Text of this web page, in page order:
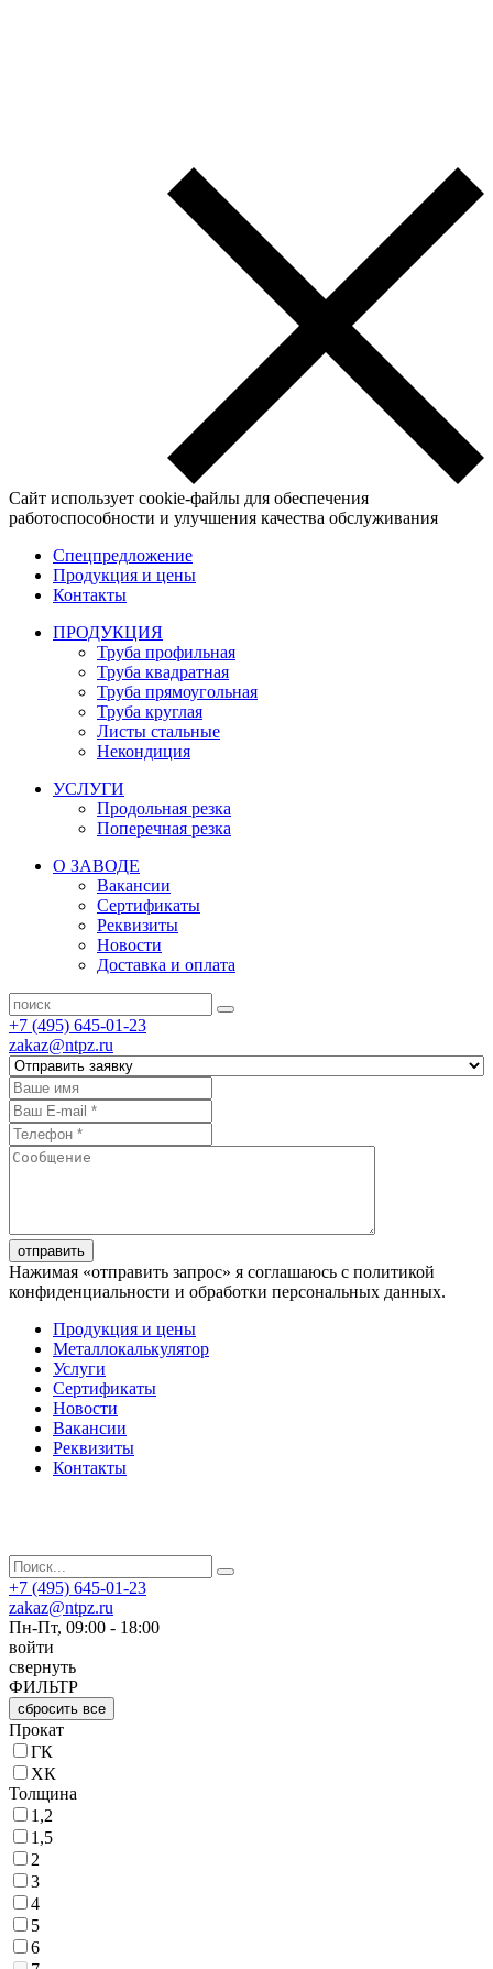
Сайт использует cookie-файлы для обеспечения
работоспособности и улучшения качества обслуживания
Спецпредложение
Продукция и цены
Контакты
ПРОДУКЦИЯ
Труба профильная
Труба квадратная
Труба прямоугольная
Труба круглая
Листы стальные
Некондиция
УСЛУГИ
Продольная резка
Поперечная резка
О ЗАВОДЕ
Вакансии
Сертификаты
Реквизиты
Новости
Доставка и оплата
+7 (495) 645-01-23
zakaz@ntpz.ru
отправить
Нажимая «отправить запрос» я соглашаюсь с политикой
конфиденциальности и обработки персональных данных.
Продукция и цены
Металлокалькулятор
Услуги
Сертификаты
Новости
Вакансии
Реквизиты
Контакты
+7 (495) 645-01-23
zakaz@ntpz.ru
Пн-Пт, 09:00 - 18:00
войти
свернуть
ФИЛЬТР
сбросить все
Прокат
ГК
ХК
Толщина
1,2
1,5
2
3
4
5
6